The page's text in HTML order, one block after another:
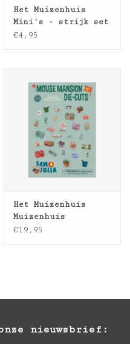
Het Muizenhuis
Mini's - strijk set
€4,95
Het Muizenhuis
Muizenhuis
decoratievellen -
€19,95
nieuwsbrief: